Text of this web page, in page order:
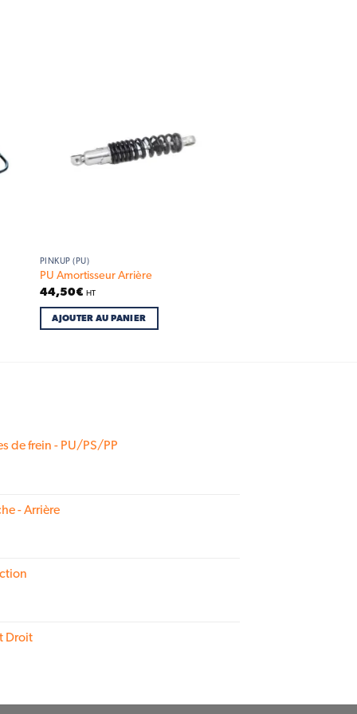
PINKUP (PU)
PU Amortisseur Arrière
44,50€ HT
AJOUTER AU PANIER
de frein - PU/PS/PP
- Arrière
Droit